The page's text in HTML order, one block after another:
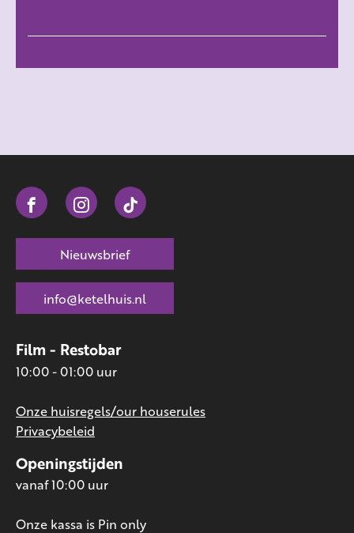
Openingstijden
vanaf 10:00 uur
Onze kassa is Pin only
Film - Restobar
10:00 - 01:00 uur
Onze huisregels/our houserules
Privacybeleid
Nieuwsbrief
info@ketelhuis.nl